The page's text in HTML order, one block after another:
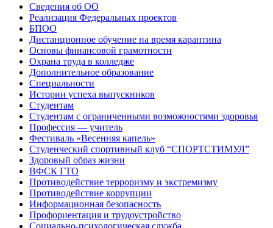
Сведения об ОО
Реализация Федеральных проектов
БПОО
Дистанционное обучение на время карантина
Основы финансовой грамотности
Охрана труда в колледже
Дополнительное образование
Специальности
Истории успеха выпускников
Студентам
Студентам с ограниченными возможностями здоровья
Профессия — учитель
Фестиваль «Весенняя капель»
Студенческий спортивный клуб “СПОРТСТИМУЛ”
Здоровый образ жизни
ВФСК ГТО
Противодействие терроризму и экстремизму
Противодействие коррупции
Информационная безопасность
Профориентация и трудоустройство
Социально-психологическая служба